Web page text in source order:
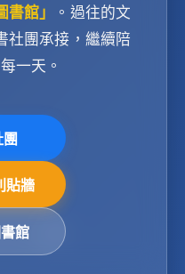
書館」
。過往的文
社團承接，繼續陪
一天。
團
貼牆
館